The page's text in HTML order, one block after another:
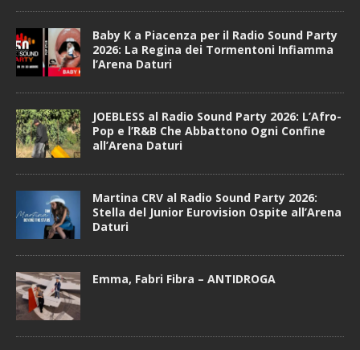
Baby K a Piacenza per il Radio Sound Party
2026: La Regina dei Tormentoni Infiamma
l’Arena Daturi
JOEBLESS al Radio Sound Party 2026: L’Afro-
Pop e l’R&B Che Abbattono Ogni Confine
all’Arena Daturi
Martina CRV al Radio Sound Party 2026:
Stella del Junior Eurovision Ospite all’Arena
Daturi
Emma, Fabri Fibra – ANTIDROGA